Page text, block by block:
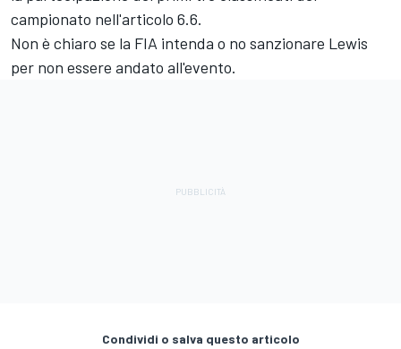
campionato nell'articolo 6.6.
Non è chiaro se la FIA intenda o no sanzionare Lewis
per non essere andato all'evento.
Condividi o salva questo articolo